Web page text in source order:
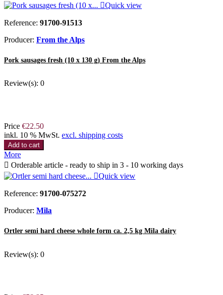
Quick view
Reference: 91700-91513
Producer: From the Alps
Pork sausages fresh (10 x 130 g) From the Alps
Review(s): 0
Price €22.50
inkl. 10 % MwSt. excl. shipping costs
Add to cart
More
 Orderable article - ready to ship in 3 - 10 working days
Quick view
Reference: 91700-075272
Producer: Mila
Ortler semi hard cheese whole form ca. 2,5 kg Mila dairy
Review(s): 0